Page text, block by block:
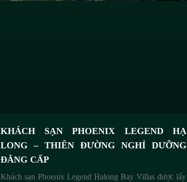
KHÁCH SẠN PHOENIX LEGEND HẠ
LONG – THIÊN ĐƯỜNG NGHỈ DƯỠNG
ĐẲNG CẤP
Khách sạn Phoenix Legend Halong Bay Villas được lấy